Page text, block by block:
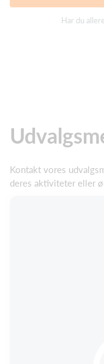
Har du
Kontakt vores
deres aktiviteter eller